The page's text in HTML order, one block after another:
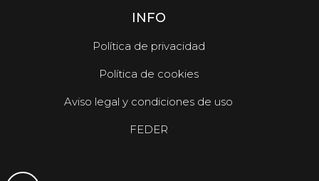
INFO
Política de privacidad
Política de cookies
Aviso legal y condiciones de uso
FEDER